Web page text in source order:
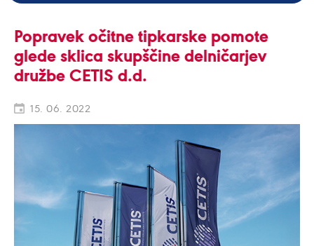
Popravek očitne tipkarske pomote
glede sklica skupščine delničarjev
družbe CETIS d.d.
15. 06. 2022